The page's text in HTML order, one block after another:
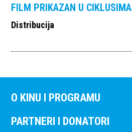
FILM PRIKAZAN U CIKLUSIMA
Distribucija
O KINU I PROGRAMU
PARTNERI I DONATORI